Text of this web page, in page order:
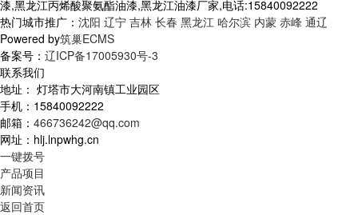
漆,黑龙江丙烯酸聚氨酯油漆,黑龙江油漆厂家,电话:15840092222
热门城市推广： 沈阳 辽宁 吉林 长春 黑龙江 哈尔滨 内蒙 赤峰 通辽
Powered by筑巢ECMS
备案号： 辽ICP备17005930号-3
联系我们
地址： 灯塔市大河南镇工业园区
手机：15840092222
邮箱： 466736242@qq.com
网址：hlj.lnpwhg.cn
一键拨号
产品项目
新闻资讯
返回首页